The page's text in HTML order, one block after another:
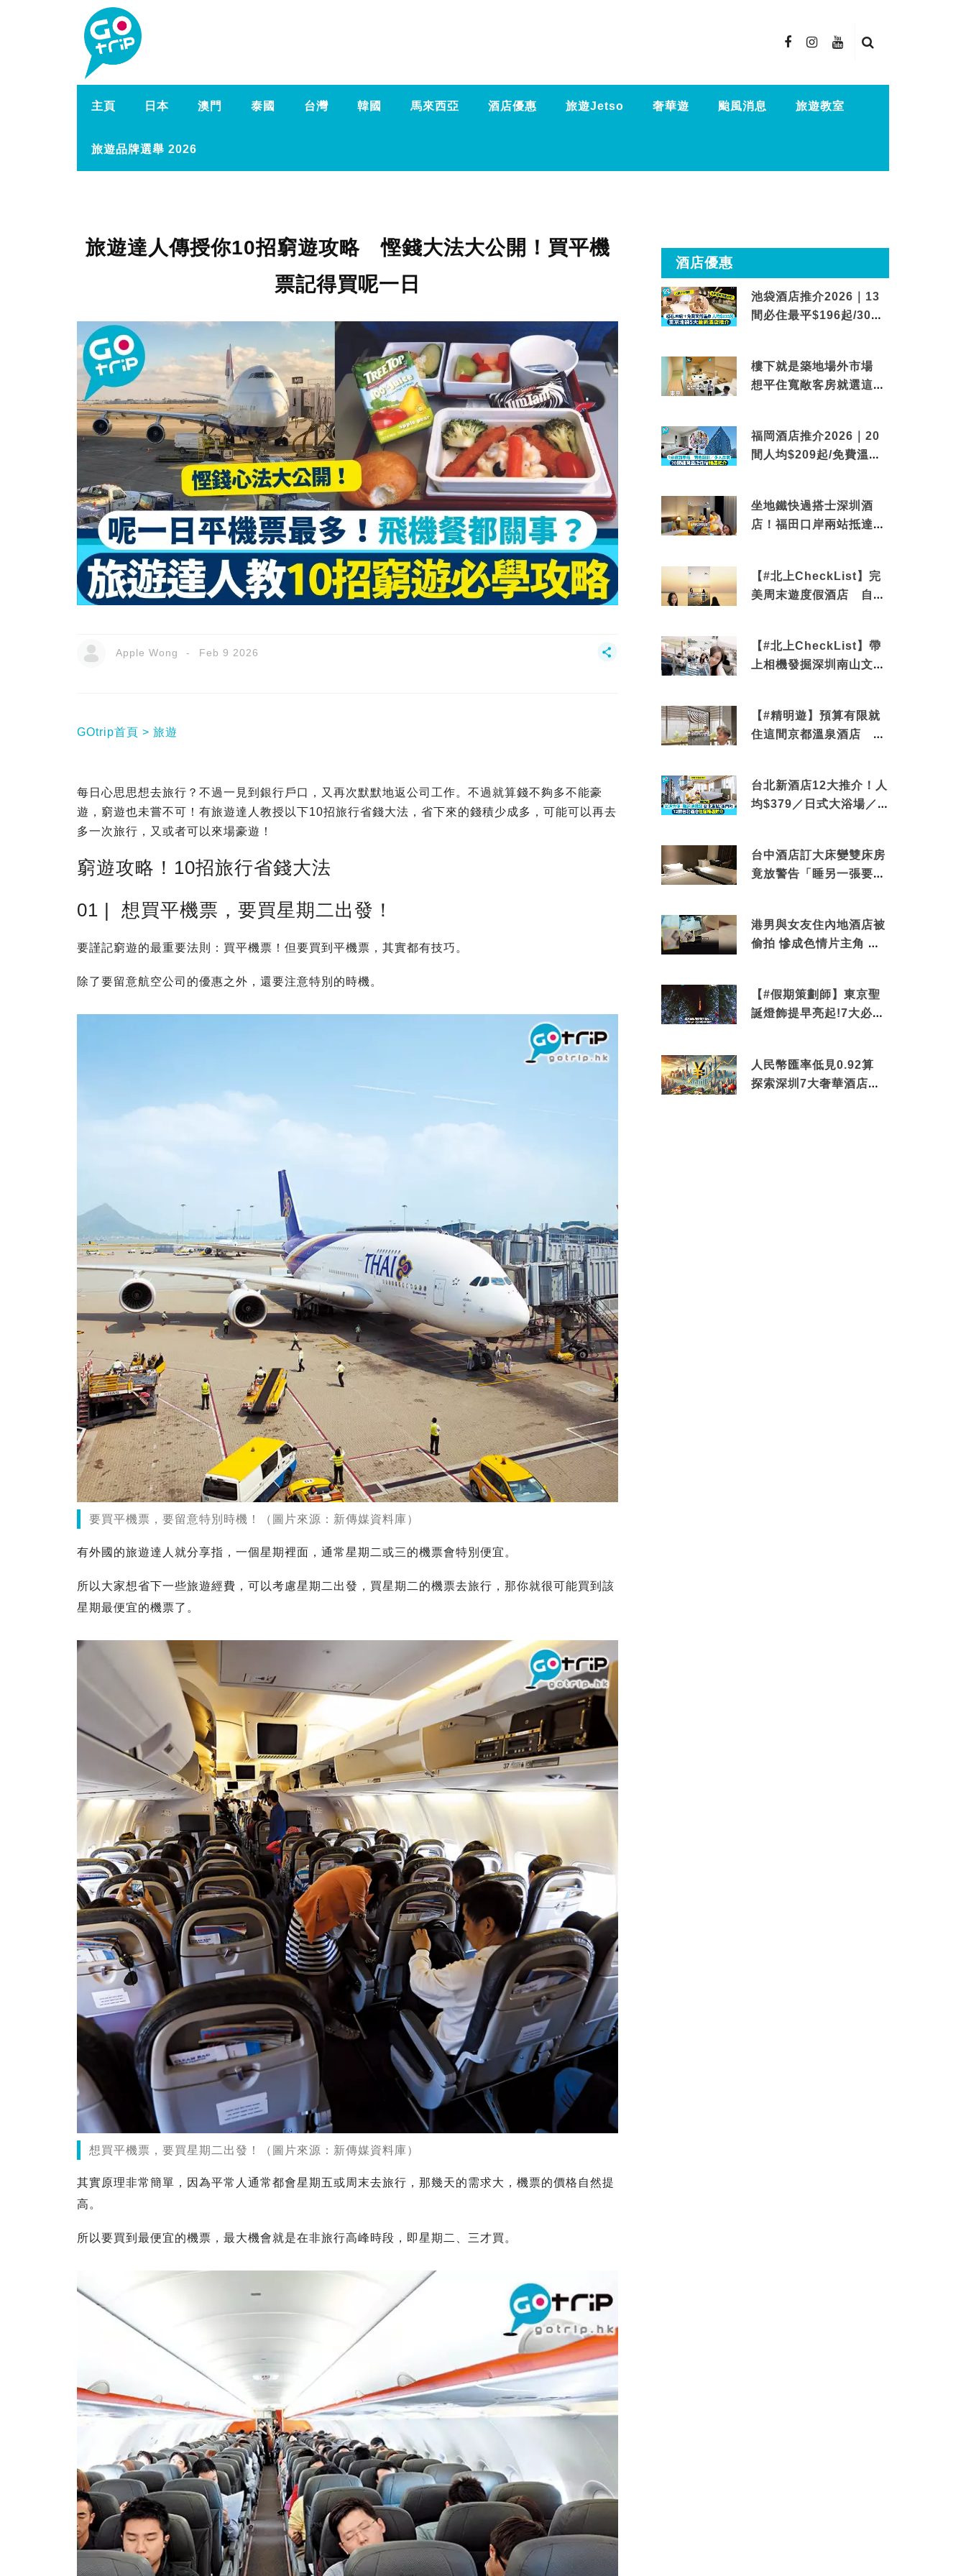
主頁 日本 澳門 泰國 台灣 韓國 馬來西亞 酒店優惠 旅遊Jetso 奢華遊 颱風消息 旅遊教室
旅遊品牌選舉 2026
旅遊達人傳授你10招窮遊攻略 慳錢大法大公開！買平機
票記得買呢一日
Apple Wong Feb 9 2026
GOtrip首頁 旅遊
每日心思思想去旅行？不過一見到銀行戶口，又再次默默地返公司工作。不過就算錢不夠多不能豪
遊，窮遊也未嘗不可！有旅遊達人教授以下10招旅行省錢大法，省下來的錢積少成多，可能可以再去
多一次旅行，又或者可以來場豪遊！
窮遊攻略！10招旅行省錢大法
01 | 想買平機票，要買星期二出發！
要謹記窮遊的最重要法則：買平機票！但要買到平機票，其實都有技巧。
除了要留意航空公司的優惠之外，還要注意特別的時機。
要買平機票，要留意特別時機！（圖片來源：新傳媒資料庫）
有外國的旅遊達人就分享指，一個星期裡面，通常星期二或三的機票會特別便宜。
所以大家想省下一些旅遊經費，可以考慮星期二出發，買星期二的機票去旅行，那你就很可能買到該
星期最便宜的機票了。
想買平機票，要買星期二出發！（圖片來源：新傳媒資料庫）
其實原理非常簡單，因為平常人通常都會星期五或周末去旅行，那幾天的需求大，機票的價格自然提
高。
所以要買到最便宜的機票，最大機會就是在非旅行高峰時段，即星期二、三才買。
酒店優惠
池袋酒店推介2026｜13
間必住最平$196起/30秒
樓下就是築地場外市場
想平住寬敞客房就選這間
福岡酒店推介2026｜20
間人均$209起/免費溫泉/
坐地鐵快過搭士深圳酒
店！福田口岸兩站抵達
【#北上CheckList】完
美周末遊度假酒店 自帶
【#北上CheckList】帶
上相機發掘深圳南山文藝
【#精明遊】預算有限就
住這間京都溫泉酒店 車
台北新酒店12大推介！人
均$379／日式大浴場／1
台中酒店訂大床變雙床房
竟放警告「睡另一張要加
港男與女友住內地酒店被
偷拍 慘成色情片主角 鏡
【#假期策劃師】東京聖
誕燈飾提早亮起!7大必去
人民幣匯率低見0.92算
探索深圳7大奢華酒店體